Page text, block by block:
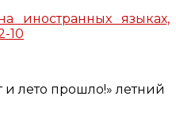
иностранных языках,
10
и лето прошло!» летний